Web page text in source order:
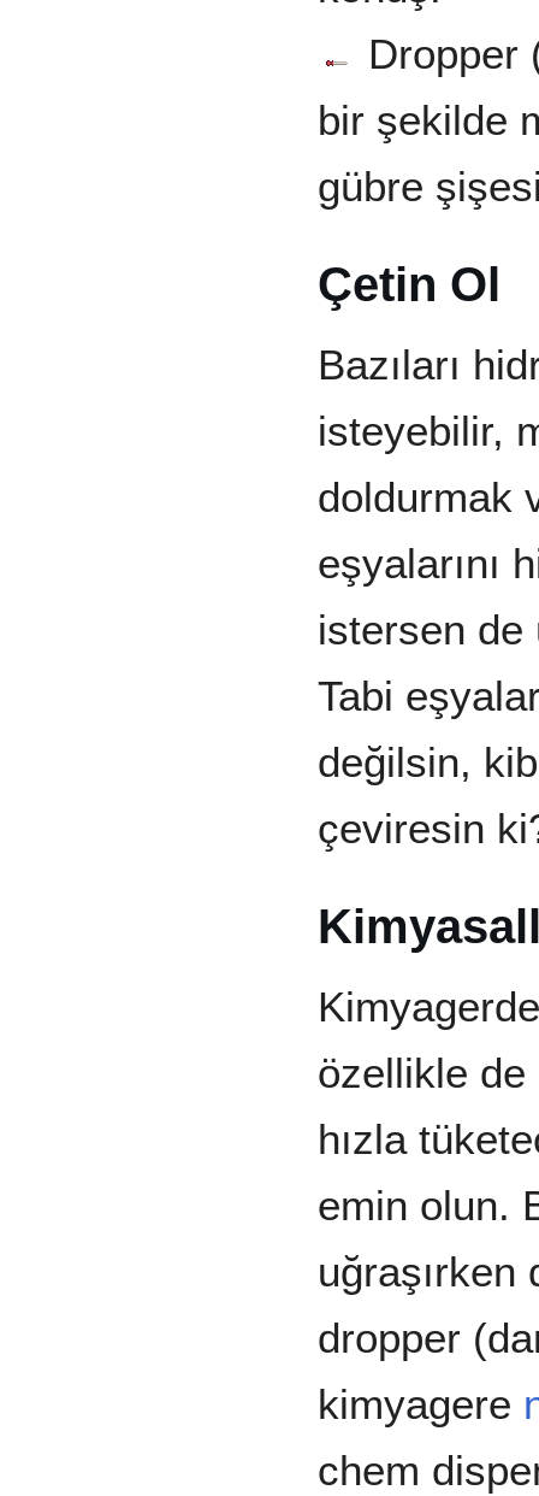
Dropper
bir şekilde
gübre
Çetin Ol
Bazıları
isteyebilir,
doldurmak
eşyalarını
istersen de
Tabi
değilsin,
çeviresin
özellikle de
hızla
emin olun.
dropper
kimyagere
chem